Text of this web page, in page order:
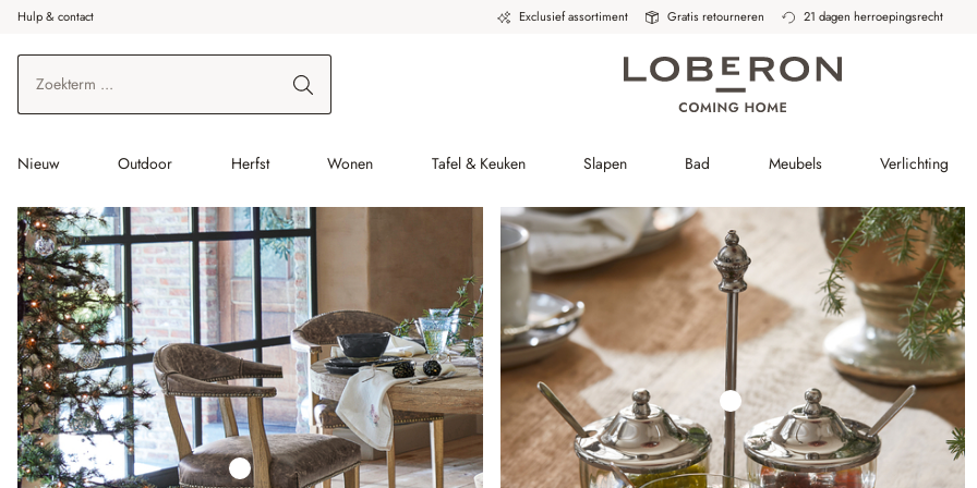
de hoofdinhoud
Ga naar zoeken
Ga naar de hoofdnavigatie
Hulp & contact Exclusief assortiment Gratis retourneren 21 dagen herroepingsrecht
Nieuw Outdoor Herfst Wonen Tafel & Keuken Slapen Bad Meubels Verlichting